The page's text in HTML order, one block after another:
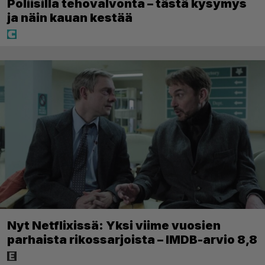
Poliisilla tehovalvonta – tästä kysymys
ja näin kauan kestää
Nyt Netflixissä: Yksi viime vuosien
parhaista rikossarjoista – IMDB-arvio 8,8